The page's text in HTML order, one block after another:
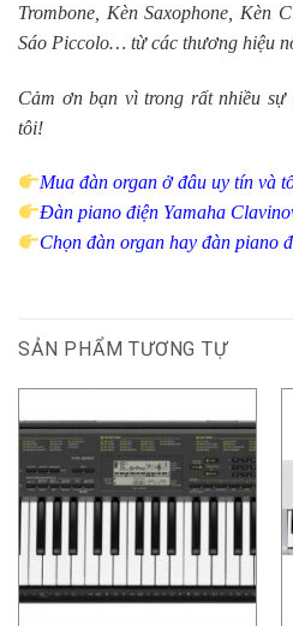
Trombone , Kèn Saxophone, Kèn
Sáo Piccolo… từ các thương hiệu
Cảm ơn bạn vì trong rất nhiều
tôi!
Mua đàn organ ở đâu uy tín và
Đàn piano điện Yamaha
Chọn đàn organ hay đàn piano
SẢN PHẨM TƯƠNG TỰ